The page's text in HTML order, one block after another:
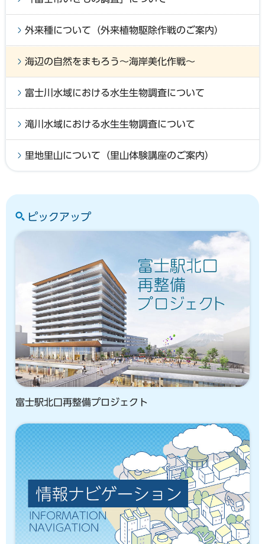
外来種について（外来植物駆除作戦のご案内）
海辺の自然をまもろう～海岸美化作戦～
富士川水域における水生生物調査について
滝川水域における水生生物調査について
里地里山について（里山体験講座のご案内）
ピックアップ
富士駅北口再整備プロジェクト